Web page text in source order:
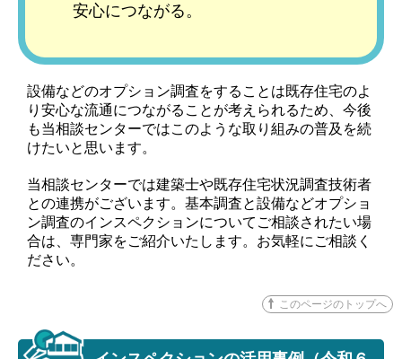
安心につながる。
設備などのオプション調査をすることは既存住宅のよ
り安心な流通につながることが考えられるため、今後
も当相談センターではこのような取り組みの普及を続
けたいと思います。
当相談センターでは建築士や既存住宅状況調査技術者
との連携がございます。基本調査と設備などオプショ
ン調査のインスペクションについてご相談されたい場
合は、専門家をご紹介いたします。お気軽にご相談く
ださい。
このページのトップへ